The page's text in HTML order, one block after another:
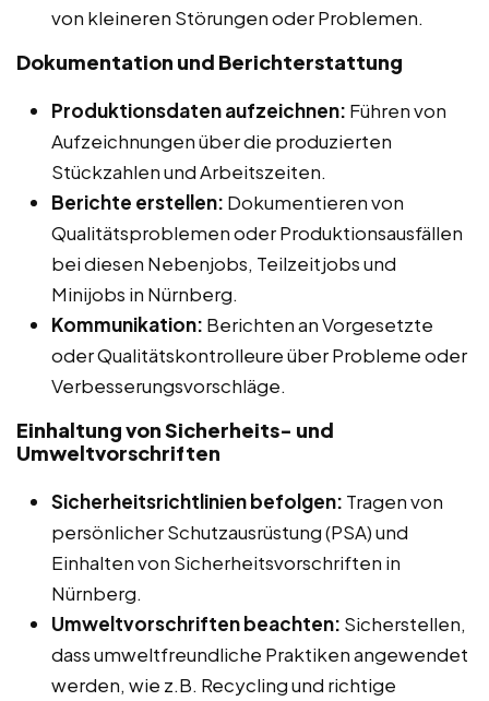
von kleineren Störungen oder Problemen.
Dokumentation und Berichterstattung
Produktionsdaten aufzeichnen: Führen von
Aufzeichnungen über die produzierten
Stückzahlen und Arbeitszeiten.
Berichte erstellen: Dokumentieren von
Qualitätsproblemen oder Produktionsausfällen
bei diesen Nebenjobs, Teilzeitjobs und
Minijobs in Nürnberg.
Kommunikation: Berichten an Vorgesetzte
oder Qualitätskontrolleure über Probleme oder
Verbesserungsvorschläge.
Einhaltung von Sicherheits- und
Umweltvorschriften
Sicherheitsrichtlinien befolgen: Tragen von
persönlicher Schutzausrüstung (PSA) und
Einhalten von Sicherheitsvorschriften in
Nürnberg.
Umweltvorschriften beachten: Sicherstellen,
dass umweltfreundliche Praktiken angewendet
werden, wie z.B. Recycling und richtige